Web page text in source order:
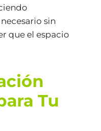
sin
que el espacio
Tu